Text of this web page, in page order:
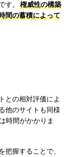
す。
権威性の構築
間の蓄積によって
との相対評価によ
他のサイトも同様
時間がかかりま
把握することで、